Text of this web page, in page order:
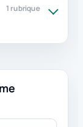
1 rubrique